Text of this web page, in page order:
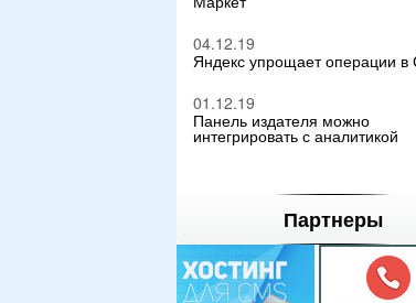
04.12.19
Яндекс упрощает операции в
01.12.19
Панель издателя можно
интегрировать с аналитикой
Партнеры